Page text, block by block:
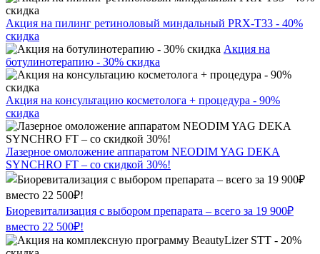
Акция на пилинг ретиноловый миндальный PRX-T33 - 40%
скидка
Акция на
ботулинотерапию - 30% скидка
Акция на консультацию косметолога + процедура - 90%
скидка
Лазерное омоложение аппаратом NEODIM YAG DEKA
SYNCHRO FT – со скидкой 30%!
Биоревитализация с выбором препарата – всего за 19 900₽
вместо 22 500₽!